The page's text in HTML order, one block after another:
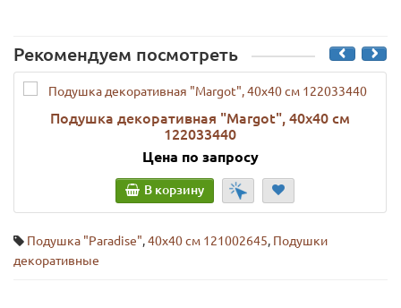
Рекомендуем посмотреть
Подушка декоративная "Margot", 40х40 см
122033440
Цена по запросу
В корзину
Подушка "Paradise",40х40 см 121002645, Подушки
декоративные